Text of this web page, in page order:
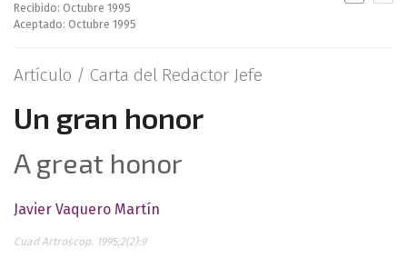
Recibido: Octubre 1995
Aceptado: Octubre 1995
Artículo / Carta del Redactor Jefe
Un gran honor
A great honor
Javier Vaquero Martín
Cuad Artroscop. 1995;2(2):9